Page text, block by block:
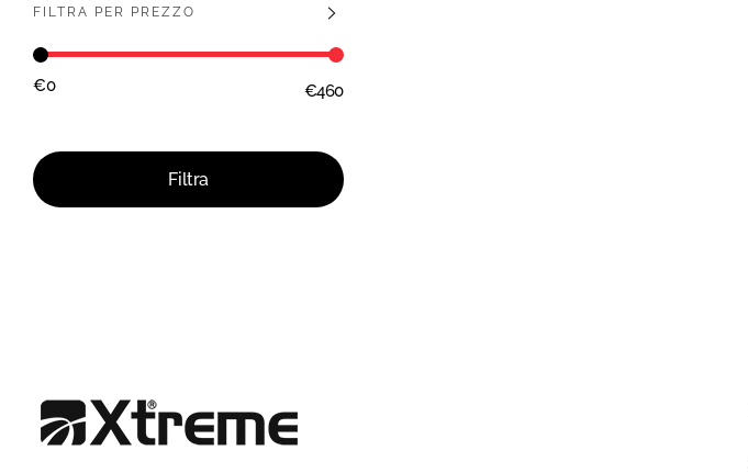
FILTRA PER PREZZO
Filtra
€0 €460